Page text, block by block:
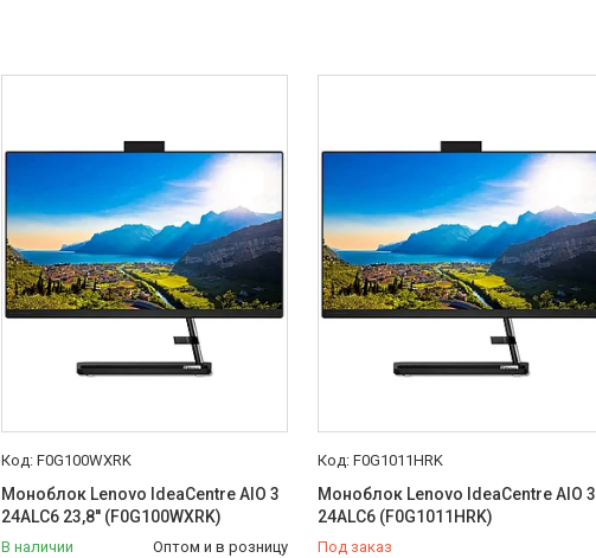
F0G100WXRK
Моноблок Lenovo IdeaCentre AIO 3
24ALC6 23,8'' (F0G100WXRK)
В наличии Оптом и в розницу
F0G1011HRK
Моноблок Lenovo IdeaCentre AIO 3
24ALC6 (F0G1011HRK)
Под заказ